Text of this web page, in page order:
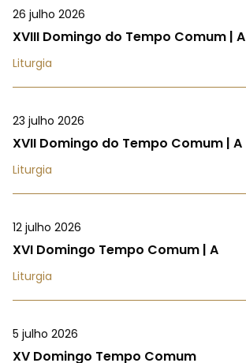
26 julho 2026
XVIII Domingo do Tempo Comum | A
Liturgia
23 julho 2026
XVII Domingo do Tempo Comum | A
Liturgia
12 julho 2026
XVI Domingo Tempo Comum | A
Liturgia
5 julho 2026
XV Domingo Tempo Comum